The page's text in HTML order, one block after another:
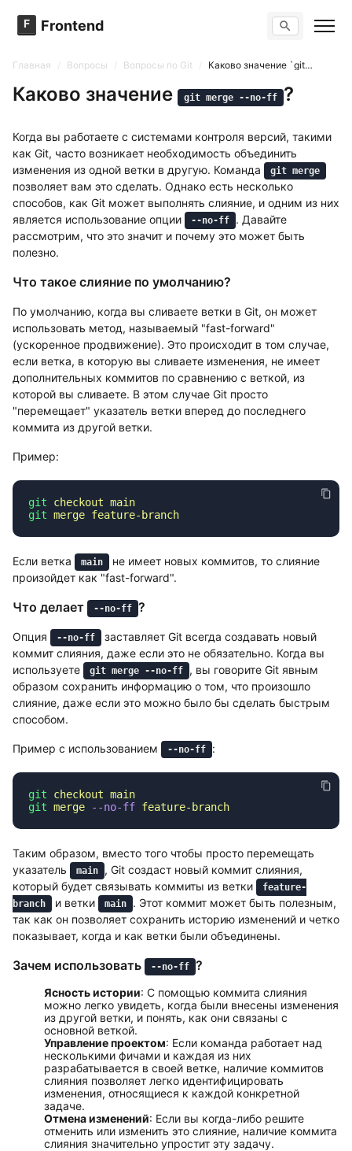
F Frontend Поиск по сайту
Тренажер вопросов
Тесты
Задачи
Главная Вопросы Вопросы по Git Каково значение `git merge --no-ff`?
Каково значение git merge --no-ff ?
Когда вы работаете с системами контроля версий, такими
как Git, часто возникает необходимость объединить
изменения из одной ветки в другую. Команда
git merge
позволяет вам это сделать. Однако есть несколько
способов, как Git может выполнять слияние, и одним из них
является использование опции
--no-ff
. Давайте
рассмотрим, что это значит и почему это может быть
полезно.
Что такое слияние по умолчанию?
По умолчанию, когда вы сливаете ветки в Git, он может
использовать метод, называемый "fast-forward"
(ускоренное продвижение). Это происходит в том случае,
если ветка, в которую вы сливаете изменения, не имеет
дополнительных коммитов по сравнению с веткой, из
которой вы сливаете. В этом случае Git просто
"перемещает" указатель ветки вперед до последнего
коммита из другой ветки.
Пример:
git checkout main
git merge
Если ветка main
не имеет новых коммитов, то слияние
произойдет как "fast-forward".
Что делает --no-ff ?
Опция --no-ff
заставляет Git всегда создавать новый
коммит слияния, даже если это не обязательно. Когда вы
используете
git merge --no-ff
, вы говорите Git явным
образом сохранить информацию о том, что произошло
слияние, даже если это можно было бы сделать быстрым
способом.
Пример с использованием --no-ff :
git checkout main
git merge --no-ff
Таким образом, вместо того чтобы просто перемещать
указатель
main
, Git создаст новый коммит слияния,
который будет связывать коммиты из ветки
feature-
branch
и ветки main
. Этот коммит может быть полезным,
так как он позволяет сохранить историю изменений и четко
показывает, когда и как ветки были объединены.
Зачем использовать --no-ff ?
Ясность истории: С помощью коммита слияния
можно легко увидеть, когда были внесены изменения
из другой ветки, и понять, как они связаны с
основной веткой.
Управление проектом: Если команда работает над
несколькими фичами и каждая из них
разрабатывается в своей ветке, наличие коммитов
слияния позволяет легко идентифицировать
изменения, относящиеся к каждой конкретной
задаче.
Отмена изменений: Если вы когда-либо решите
отменить или изменить это слияние, наличие коммита
слияния значительно упростит эту задачу.